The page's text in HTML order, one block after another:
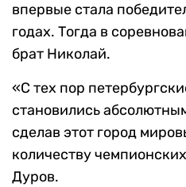
впервые стала
годах. Тогда в
брат Николай.
«С тех пор
становились
сделав этот город
количеству
Дуров.